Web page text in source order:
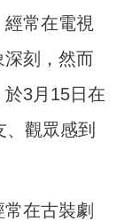
常在電視
深刻，然而
3月15日在
、觀眾感到
在古裝劇